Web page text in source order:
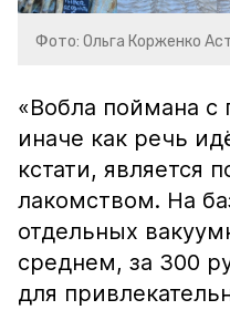
Фото: Ольга Корженко
«Вобла поймана
иначе как речь
кстати, является
лакомством. На
отдельных
среднем, за 300
для